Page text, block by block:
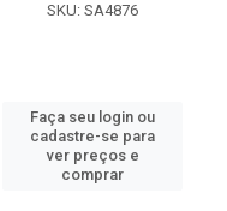
SKU: SA4876
Faça seu login ou
cadastre-se para
ver preços e
comprar